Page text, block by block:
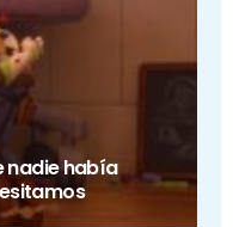
nadie había